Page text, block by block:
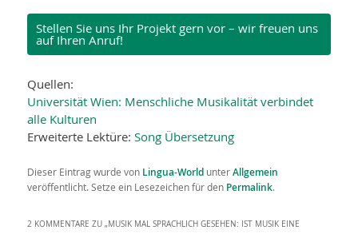
Stellen Sie uns Ihr Projekt gern vor – wir freuen uns
auf Ihren Anruf!
Quellen:
Universität Wien: Menschliche Musikalität verbindet
alle Kulturen
Erweiterte Lektüre:Song Übersetzung
Dieser Eintrag wurde von Lingua-World unterAllgemein
veröffentlicht. Setze ein Lesezeichen für den Permalink.
2 KOMMENTARE ZU „MUSIK MAL SPRACHLICH GESEHEN: IST MUSIK EINE